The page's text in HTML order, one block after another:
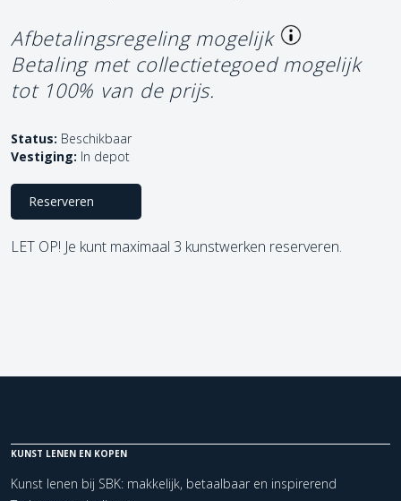
Afbetalingsregeling mogelijk
Betaling met collectietegoed mogelijk
tot 100% van de prijs.
Status: Beschikbaar
Vestiging: In depot
Reserveren
LET OP! Je kunt maximaal 3 kunstwerken reserveren.
KUNST LENEN EN KOPEN
Kunst lenen bij SBK: makkelijk, betaalbaar en inspirerend